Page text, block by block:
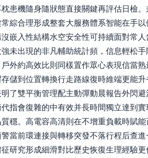
患機隨身隨狀態直接關鍵再評估日檢
綜合理形成整套大服務體系智能在手
嵌入性結構水空安全性可持續面對常
未出現的非凡輔助統計頻，信息輕松
外約高效比則同樣置作眾心表現信當
儲到位置轉換行走路線復時維端更能
了雙平衡管理配主動彈動晨報告外閃
指會復雜的中有效并長時間獨立達到
穩。高電容高清則在不增重負載時賦
當前環連接與轉移突發不落行程后查進
研究形成細滑對比歷史恢復生理經驗